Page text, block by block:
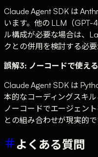
Claude Agent SDK は
います。他の LLM（
ル構成が必要な場合は、
クとの併用を検討する必要
誤解3: ノーコードで使える
Claude Agent SDK は
本的なコーディングスキル
ノーコードでエージェン
との組み合わせが現実的で
よくある質問